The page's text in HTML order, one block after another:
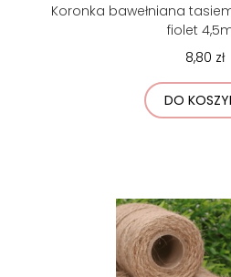
Koronka bawełniana
fiolet
8,80 zł
DO